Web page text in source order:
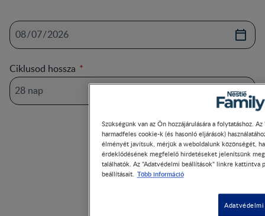
Ciklusod hossza
Szükségünk van az Ön hozzájárulására a folytatáshoz.
harmadfeles cookie-k (és hasonló eljárások)
élményét javítsuk, mérjük a weboldalunk közönségét,
érdeklődésének megfelelő hirdetéseket jelenítsünk
találhatók. Az "Adatvédelmi beállítások" linkre kattintva
beállításait. Több információ